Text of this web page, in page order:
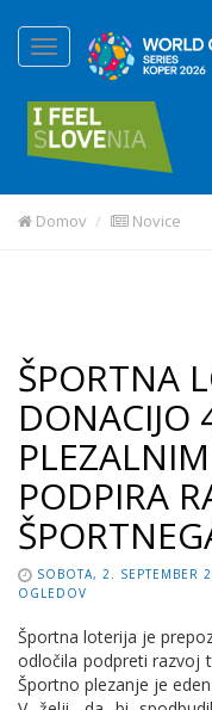
Domov Novice
ŠPORTNA
DONACIJO
PODPIRA
SOBOTA, 2. SEPTEMBER
OGLEDOV
Športna loterija je
odločila podpreti razvoj
Športno plezanje je